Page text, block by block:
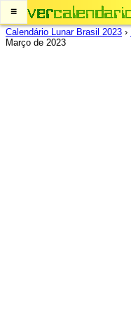
≡
Calendário Lunar Brasil 2023 ›
Março de 2023